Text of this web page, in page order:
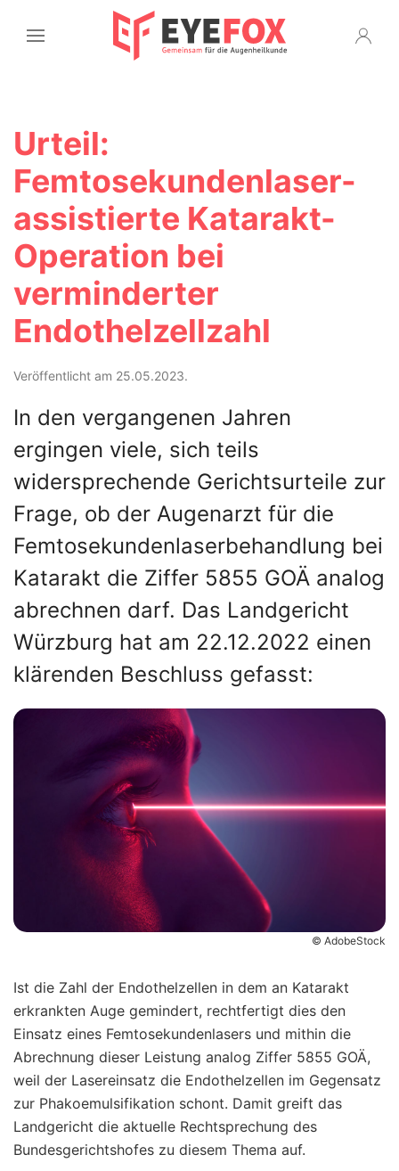
Urteil:
Femtosekundenlaser-
assistierte Katarakt-
Operation bei
verminderter
Endothelzellzahl
Veröffentlicht am 25.05.2023.
In den vergangenen Jahren
ergingen viele, sich teils
widersprechende Gerichtsurteile zur
Frage, ob der Augenarzt für die
Femtosekundenlaserbehandlung bei
Katarakt die Ziffer 5855 GOÄ analog
abrechnen darf. Das Landgericht
Würzburg hat am 22.12.2022 einen
klärenden Beschluss gefasst:
© AdobeStock
Ist die Zahl der Endothelzellen in dem an Katarakt
erkrankten Auge gemindert, rechtfertigt dies den
Einsatz eines Femtosekundenlasers und mithin die
Abrechnung dieser Leistung analog Ziffer 5855 GOÄ,
weil der Lasereinsatz die Endothelzellen im Gegensatz
zur Phakoemulsifikation schont. Damit greift das
Landgericht die aktuelle Rechtsprechung des
Bundesgerichtshofes zu diesem Thema auf.